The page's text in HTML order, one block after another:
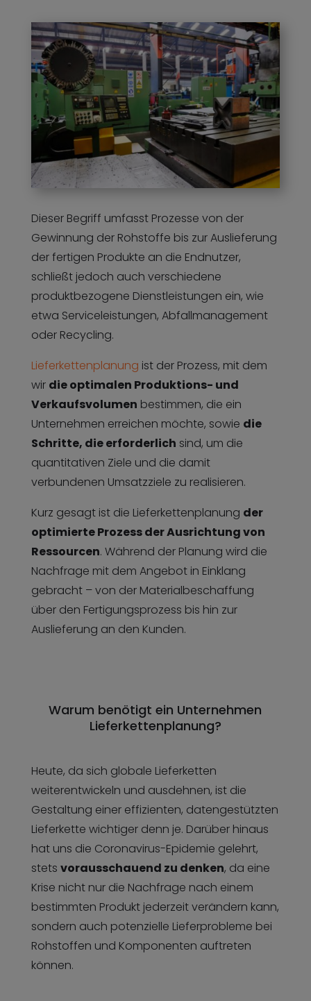
Dieser Begriff umfasst Prozesse von der
Gewinnung der Rohstoffe bis zur Auslieferung
der fertigen Produkte an die Endnutzer,
schließt jedoch auch verschiedene
produktbezogene Dienstleistungen ein, wie
etwa Serviceleistungen, Abfallmanagement
oder Recycling.
Lieferkettenplanung ist der Prozess, mit dem
wir die optimalen Produktions- und
Verkaufsvolumen bestimmen, die ein
Unternehmen erreichen möchte, sowie die
Schritte, die erforderlich sind, um die
quantitativen Ziele und die damit
verbundenen Umsatzziele zu realisieren.
Kurz gesagt ist die Lieferkettenplanung der
optimierte Prozess der Ausrichtung von
Ressourcen. Während der Planung wird die
Nachfrage mit dem Angebot in Einklang
gebracht – von der Materialbeschaffung
über den Fertigungsprozess bis hin zur
Auslieferung an den Kunden.
Warum benötigt ein Unternehmen
Lieferkettenplanung?
Heute, da sich globale Lieferketten
weiterentwickeln und ausdehnen, ist die
Gestaltung einer effizienten, datengestützten
Lieferkette wichtiger denn je. Darüber hinaus
hat uns die Coronavirus-Epidemie gelehrt,
stets vorausschauend zu denken, da eine
Krise nicht nur die Nachfrage nach einem
bestimmten Produkt jederzeit verändern kann,
sondern auch potenzielle Lieferprobleme bei
Rohstoffen und Komponenten auftreten
können.